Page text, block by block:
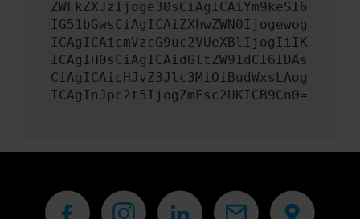
ZWFkZXJzIjoge30sCiAgICAiYm9keSI6
IG51bGwsCiAgICAiZXhwZWN0Ijogewog
ICAgICAicmVzcG9uc2VUeXBlIjogIiIK
ICAgIH0sCiAgICAidGltZW91dCI6IDAs
CiAgICAicHJvZ3Jlc3MiOiBudWxsLAog
ICAgInJpc2t5IjogZmFsc2UKICB9Cn0=